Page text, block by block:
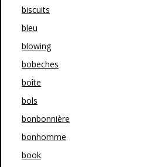
biscuits
bleu
blowing
bobeches
boîte
bols
bonbonnière
bonhomme
book